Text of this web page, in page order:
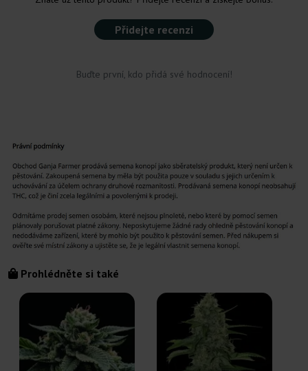
Přidejte recenzi
Buďte první, kdo přidá své hodnocení!
Prohlédněte si také